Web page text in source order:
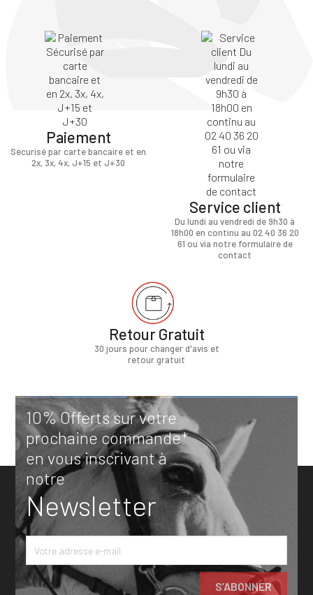
Paiement
Sécurisé par carte bancaire et en
2x, 3x, 4x, J+15 et J+30
Service client
Du lundi au vendredi de 9h30 à
18h00 en continu au 02 40 36 20
61 ou via notre formulaire de
contact
Retour Gratuit
30 jours pour changer d'avis et
retour gratuit
10% Offerts sur votre
prochaine commande*
en vous inscrivant à
notre
Newsletter